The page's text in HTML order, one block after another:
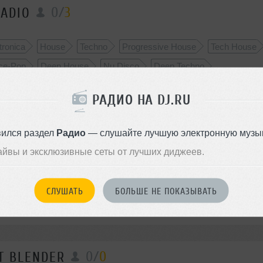
РАДИО НА DJ.RU
раздел Радио— слушайте лучшую электронную
и эксклюзивные сеты от лучших диджеев.
СЛУШАТЬ БОЛЬШЕ НЕ ПОКАЗЫВАТЬ
0/3
House Techno Progressive House
Tech House
Pop Deep House Nu Disco Deep Techno
STATION SOMA 0/0
BLENDER 0/0